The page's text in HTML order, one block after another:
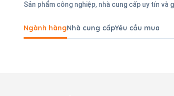
Sản phẩm công nghiệp, nhà cung cấp uy tín và
Ngành hàngNhà cung cấpYêu cầu mua